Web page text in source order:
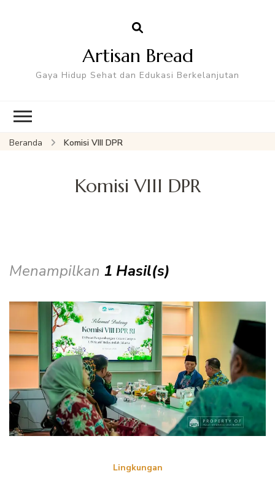
Artisan Bread
Gaya Hidup Sehat dan Edukasi Berkelanjutan
Beranda Komisi VIII DPR
Komisi VIII DPR
Menampilkan 1 Hasil(s)
Lingkungan